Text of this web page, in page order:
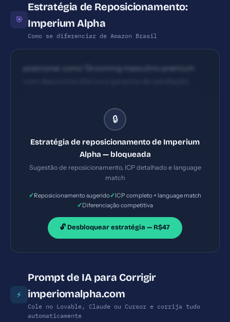
🎯
Estratégia de Reposicionamento:
Imperium Alpha
Como se diferenciar de Amazon Brasil
posicionar como 'Grooming masculino premium
slogan claro e benefícios-chave logo na homepage
🔒
Estratégia de reposicionamento de Imperium
Alpha — bloqueada
Sugestão de reposicionamento, ICP detalhado e language
match
✓Reposicionamento sugerido✓ICP completo + language match
✓Diferenciação competitiva
🔓 Desbloquear estratégia — R$47
⚡
Prompt de IA para Corrigir
imperiomalpha.com
Cole no Lovable, Claude ou Cursor e corrija tudo
automaticamente